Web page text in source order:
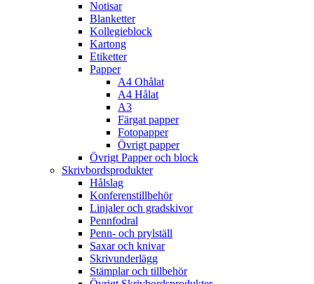
Notisar
Blanketter
Kollegieblock
Kartong
Etiketter
Papper
A4 Ohålat
A4 Hålat
A3
Färgat papper
Fotopapper
Övrigt papper
Övrigt Papper och block
Skrivbordsprodukter
Hålslag
Konferenstillbehör
Linjaler och gradskivor
Pennfodral
Penn- och prylställ
Saxar och knivar
Skrivunderlägg
Stämplar och tillbehör